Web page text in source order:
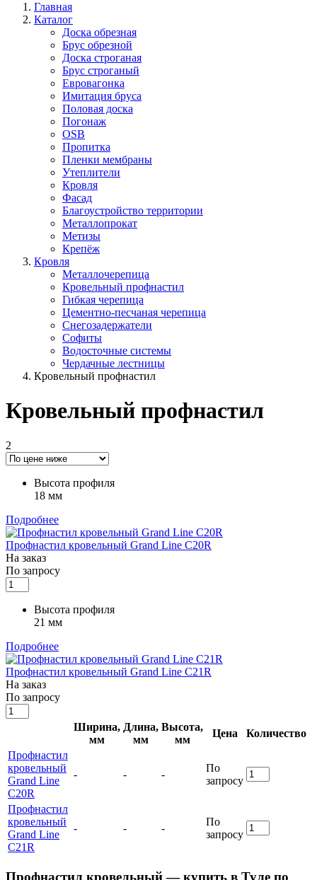
Главная
Каталог
Доска обрезная
Брус обрезной
Доска строганая
Брус строганый
Евровагонка
Имитация бруса
Половая доска
Погонаж
OSB
Пропитка
Пленки мембраны
Утеплители
Кровля
Фасад
Благоустройство территории
Металлопрокат
Метизы
Крепёж
Кровля
Металлочерепица
Кровельный профнастил
Гибкая черепица
Цементно-песчаная черепица
Снегозадержатели
Софиты
Водосточные системы
Чердачные лестницы
Кровельный профнастил
Кровельный профнастил
2
Высота профиля
18 мм
Подробнее
Профнастил кровельный Grand Line C20R
На заказ
По запросу
Высота профиля
21 мм
Подробнее
Профнастил кровельный Grand Line C21R
На заказ
По запросу
Ширина,
мм
Длина,
мм
Высота,
мм
Цена
Количество
Профнастил
кровельный
Grand Line
C20R
- - -
По
запросу
Профнастил
кровельный
Grand Line
C21R
- - -
По
запросу
Профнастил кровельный — купить в Туле по